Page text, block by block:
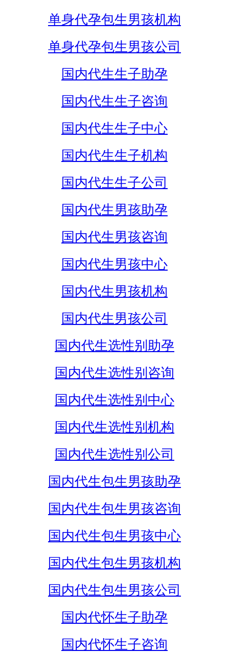
单身代孕包生男孩机构
单身代孕包生男孩公司
国内代生生子助孕
国内代生生子咨询
国内代生生子中心
国内代生生子机构
国内代生生子公司
国内代生男孩助孕
国内代生男孩咨询
国内代生男孩中心
国内代生男孩机构
国内代生男孩公司
国内代生选性别助孕
国内代生选性别咨询
国内代生选性别中心
国内代生选性别机构
国内代生选性别公司
国内代生包生男孩助孕
国内代生包生男孩咨询
国内代生包生男孩中心
国内代生包生男孩机构
国内代生包生男孩公司
国内代怀生子助孕
国内代怀生子咨询